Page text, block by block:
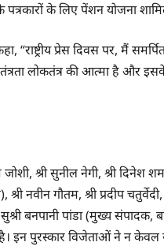
के लिए पेंशन योजना
प्रेस दिवस पर, मैं
लोकतंत्र की आत्मा है और
श्री सुनील नेगी, श्री दिनेश
नवीन गौतम, श्री प्रदीप
बनपानी पांडा (मुख्य संपादक,
है। इन पुरस्कार विजेताओं ने न